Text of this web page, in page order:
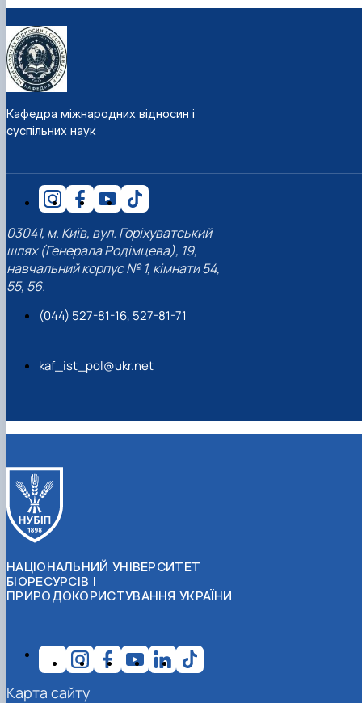
Кафедра міжнародних відносин і
суспільних наук
03041, м. Київ, вул. Горіхуватський
шлях (Генерала Родімцева), 19,
навчальний корпус № 1, кімнати 54,
55, 56.
(044) 527-81-16, 527-81-71
kaf_ist_pol@ukr.net
НАЦІОНАЛЬНИЙ УНІВЕРСИТЕТ
БІОРЕСУРСІВ І
ПРИРОДОКОРИСТУВАННЯ УКРАЇНИ
Карта сайту